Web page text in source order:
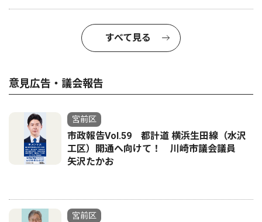
すべて見る
意見広告・議会報告
宮前区
市政報告Vol.59 都計道 横浜生田線（水沢
工区）開通へ向けて！ 川崎市議会議員
矢沢たかお
宮前区